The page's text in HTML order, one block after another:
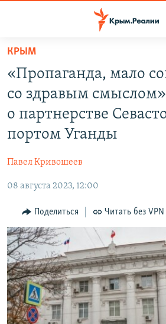
Вернуться
основному
содержанию
Вернутся
главной
Вернутся
СПЕЦПРОЕКТЫ
КАРТА ВОЕННЫХ ОБЪЕКТОВ КРЫМА
ИНТЕРАКТИВ
ИНФОГРАФИКА
ТЕЛЕПРОЕКТ КРЫМ.РЕАЛИИ
СОВЕТЫ ПРАВОЗАЩИТНИКОВ
ПРОПАВШИЕ БЕЗ ВЕСТИ
ПОБЕДИТЕЛЕЙ НЕ СУДЯТ?
КРЫМ.НЕПОКОРЕННЫЙ
ELIFBE
РАДІО СВОБОДА
КАК ОБОЙТИ БЛОКИРОВКУ
Qırımtatar
ПРИСОЕДИНЯЙТЕСЬ!
КРЫМ
«Пропаганда, мало
со здравым
о партнерстве
портом Уганды
Павел Кривошеев
08 августа 2023, 12:00
Поделиться Читать без VPN